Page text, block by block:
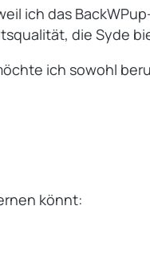
ich das
die Syde
ich sowohl
könnt: